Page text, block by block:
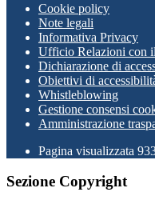
Cookie policy
Note legali
Informativa Privacy
Ufficio Relazioni con
Dichiarazione di
Obiettivi di
Whistleblowing
Gestione consensi
Amministrazione
Pagina visualizzata
Sezione Copyright